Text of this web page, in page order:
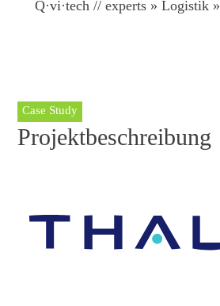
Q·vi·tech // experts» Logistik»
Projektbeschreibung
Case Study